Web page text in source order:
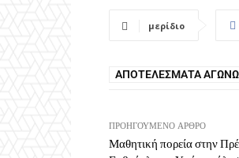
μερίδιο
ΑΠΟΤΕΛΈΣΜΑΤΑ
ΠΡΟΗΓΟΎΜΕΝΟ ΆΡΘΡΟ
Μαθητική πορεία στην